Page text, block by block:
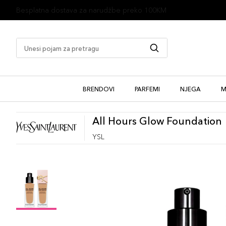
1 besplatan uzorak uz kupovinu
BRENDOVI PARFEMI NJEGA
All Hours Glow Foundation
YSL